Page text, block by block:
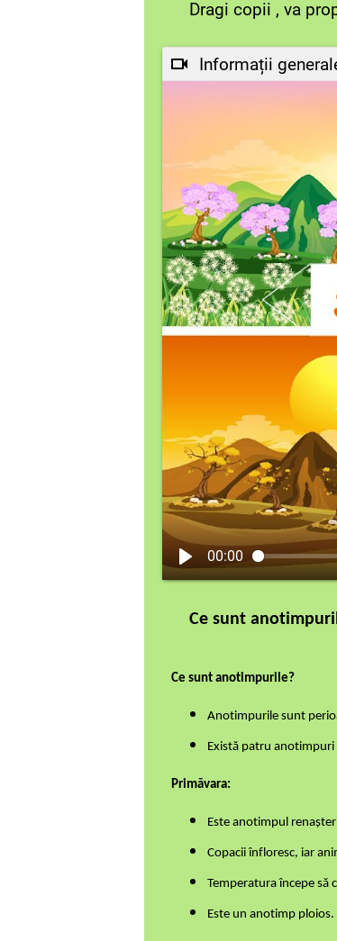
Dragi copii , va
Informații
00:00
Ce sunt
Ce sunt anotimpurile?
Anotimpurile sunt
Există patru
Primăvara:
Este anotimpul
Copacii înfloresc, iar
Temperatura începe să
Este un anotimp ploios.